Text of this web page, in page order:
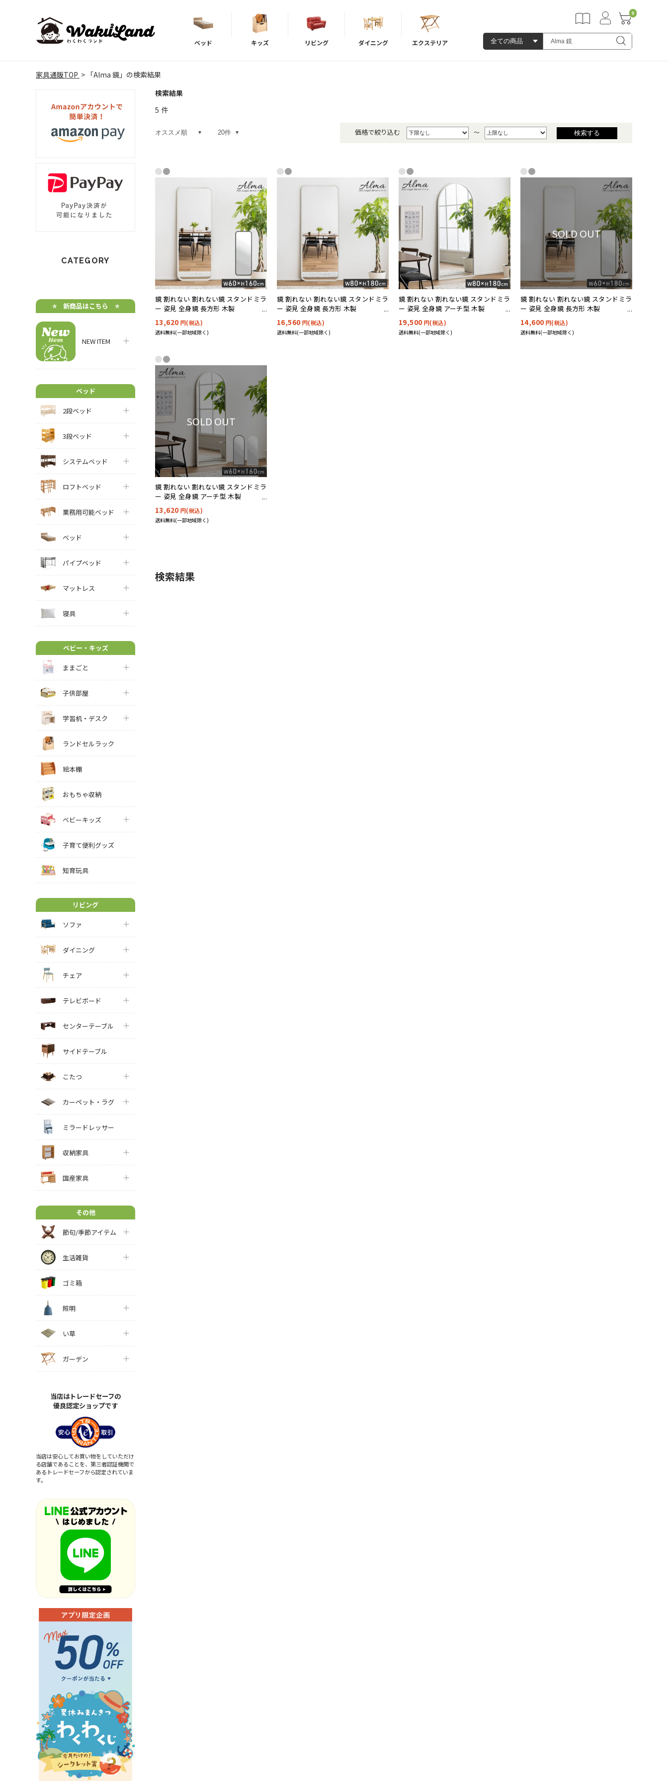
ベッド キッズ リビング ダイニング エクステリア
0
家具通販TOP 「Alma 鏡」の検索結果
CATEGORY
⭐️ 新商品はこちら ⭐️
NEW ITEM
ベッド
2段ベッド
3段ベッド
システムベッド
ロフトベッド
業務用可能ベッド
ベッド
パイプベッド
マットレス
寝具
ベビー・キッズ
ままごと
子供部屋
学習机・デスク
ランドセルラック
絵本棚
おもちゃ収納
ベビーキッズ
子育て便利グッズ
知育玩具
リビング
ソファ
ダイニング
チェア
テレビボード
センターテーブル
サイドテーブル
こたつ
カーペット・ラグ
ミラードレッサー
収納家具
国産家具
その他
節句/季節アイテム
生活雑貨
ゴミ箱
照明
い草
ガーデン
当店はトレードセーフの
優良認定ショップです
当店は安心してお買い物をしていただけ
る店舗であることを、第三者認証機関で
あるトレードセーフから認定されていま
す。
検索結果
5 件
価格で絞り込む ～
鏡 割れない 割れない鏡 スタンドミラ
ー 姿見 全身鏡 長方形 木製
60x160cm Alma(アルマ) 2色対応
13,620 円(税込)
送料無料(一部地域除く)
鏡 割れない 割れない鏡 スタンドミラ
ー 姿見 全身鏡 長方形 木製
80x180cm Alma(アルマ) 2色対応
16,560 円(税込)
送料無料(一部地域除く)
鏡 割れない 割れない鏡 スタンドミラ
ー 姿見 全身鏡 アーチ型 木製
80x180cm Alma(アルマ) 2色対応
19,500 円(税込)
送料無料(一部地域除く)
SOLD OUT
鏡 割れない 割れない鏡 スタンドミラ
ー 姿見 全身鏡 長方形 木製
60x180cm Alma(アルマ)
14,600 円(税込)
送料無料(一部地域除く)
SOLD OUT
鏡 割れない 割れない鏡 スタンドミラ
ー 姿見 全身鏡 アーチ型 木製
60x160cm Alma(アルマ) 2色対応
13,620 円(税込)
送料無料(一部地域除く)
検索結果